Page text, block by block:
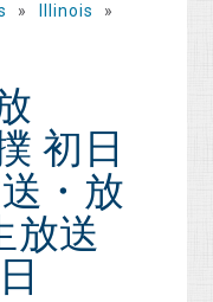
» Illinois
»
初日
・放
放送